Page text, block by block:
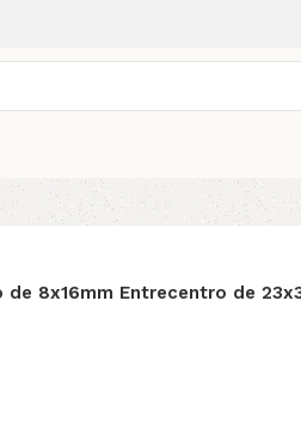
8x16mm Entrecentro de